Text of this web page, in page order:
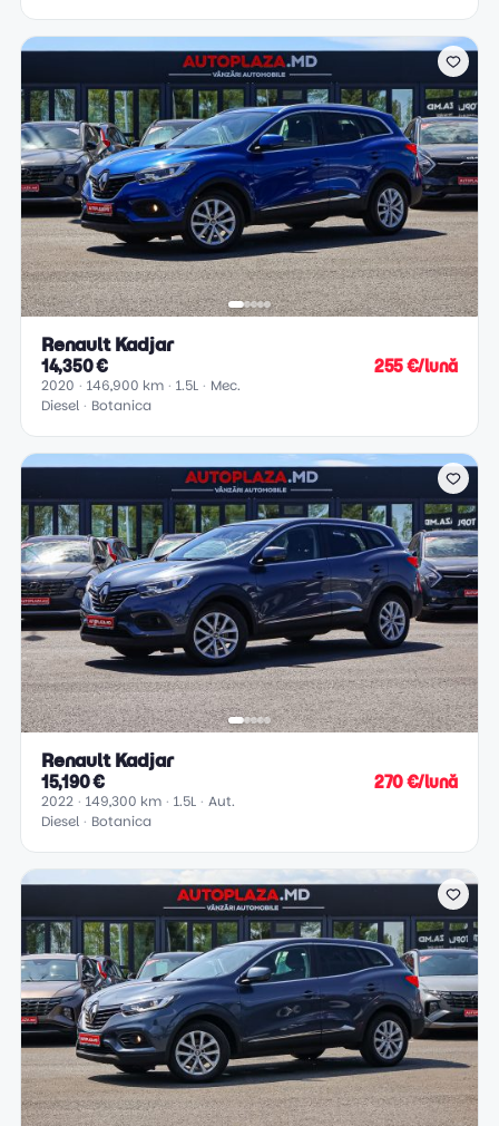
Renault Kadjar
14,350 € 255 €/lună
2020 146,900 km 1.5L
Mec.
Diesel
Botanica
Renault Kadjar
15,190 € 270 €/lună
2022 149,300 km 1.5L
Aut.
Diesel
Botanica